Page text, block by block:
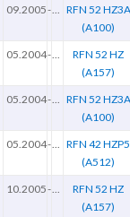
09.2005-
RFN 52 HZ3A
(A100)
05.2004-
RFN 52 HZ
(A157)
05.2004-
RFN 52 HZ3A
(A100)
05.2004-
RFN 42 HZP5
(A512)
10.2005-
RFN 52 HZ
(A157)